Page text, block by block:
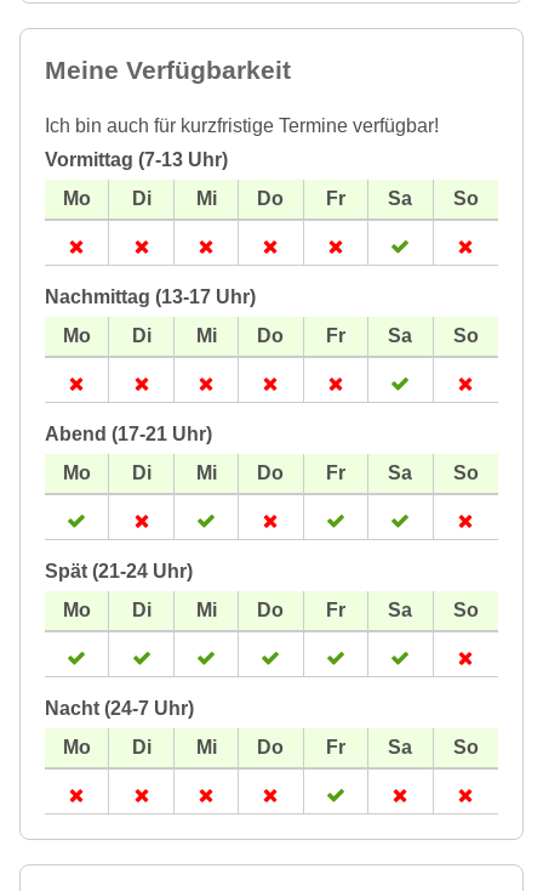
Meine Verfügbarkeit
Ich bin auch für kurzfristige Termine verfügbar!
Vormittag (7-13 Uhr)
Nachmittag (13-17 Uhr)
Abend (17-21 Uhr)
Spät (21-24 Uhr)
Nacht (24-7 Uhr)